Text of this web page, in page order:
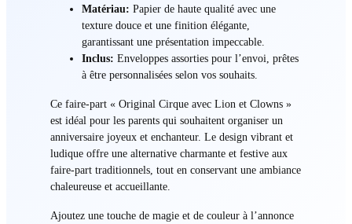
Matériau: Papier de haute qualité avec une
texture douce et une finition élégante,
garantissant une présentation impeccable.
Inclus: Enveloppes assorties pour l’envoi, prêtes
à être personnalisées selon vos souhaits.
Ce faire-part « Original Cirque avec Lion et Clowns »
est idéal pour les parents qui souhaitent organiser un
anniversaire joyeux et enchanteur. Le design vibrant et
ludique offre une alternative charmante et festive aux
faire-part traditionnels, tout en conservant une ambiance
chaleureuse et accueillante.
Ajoutez une touche de magie et de couleur à l’annonce